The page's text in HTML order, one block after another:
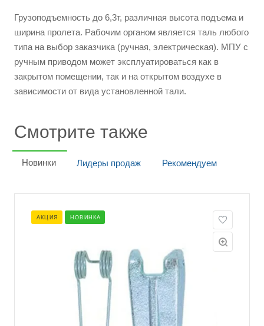
Грузоподъемность до 6,3т, различная высота подъема и
ширина пролета. Рабочим органом является таль любого
типа на выбор заказчика (ручная, электрическая). МПУ с
ручным приводом может эксплуатироваться как в
закрытом помещении, так и на открытом воздухе в
зависимости от вида установленной тали.
Смотрите также
Новинки Лидеры продаж Рекомендуем
АКЦИЯ НОВИНКА